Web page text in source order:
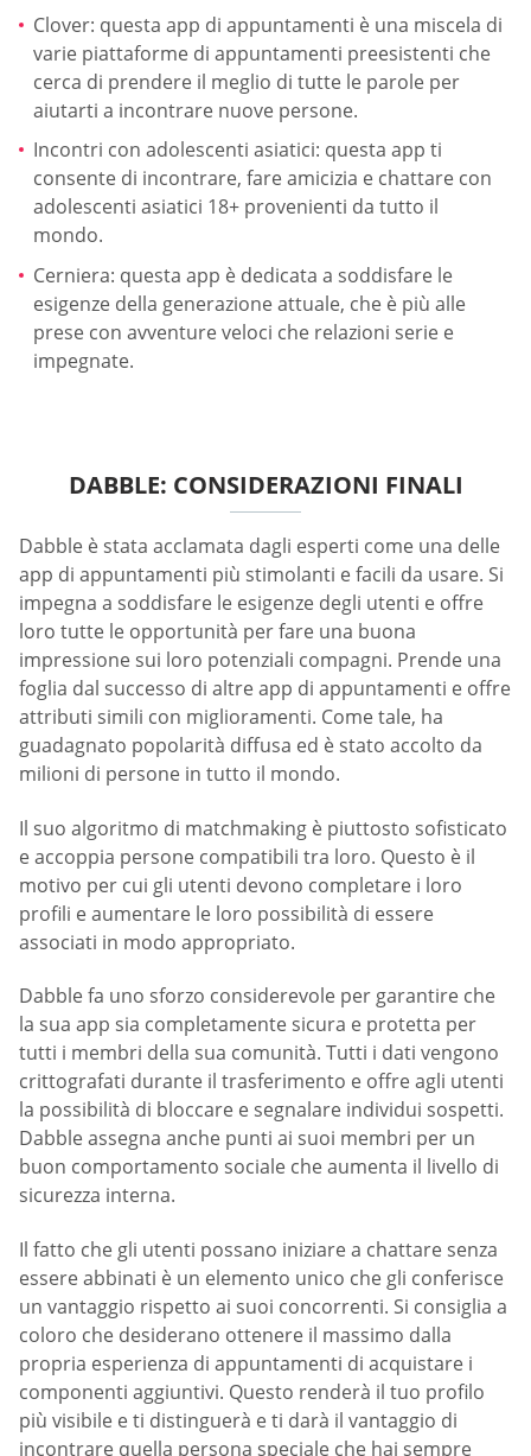
Clover: questa app di appuntamenti è una miscela di
varie piattaforme di appuntamenti preesistenti che
cerca di prendere il meglio di tutte le parole per
aiutarti a incontrare nuove persone.
Incontri con adolescenti asiatici: questa app ti
consente di incontrare, fare amicizia e chattare con
adolescenti asiatici 18+ provenienti da tutto il
mondo.
Cerniera: questa app è dedicata a soddisfare le
esigenze della generazione attuale, che è più alle
prese con avventure veloci che relazioni serie e
impegnate.
DABBLE: CONSIDERAZIONI FINALI
Dabble è stata acclamata dagli esperti come una delle
app di appuntamenti più stimolanti e facili da usare. Si
impegna a soddisfare le esigenze degli utenti e offre
loro tutte le opportunità per fare una buona
impressione sui loro potenziali compagni. Prende una
foglia dal successo di altre app di appuntamenti e offre
attributi simili con miglioramenti. Come tale, ha
guadagnato popolarità diffusa ed è stato accolto da
milioni di persone in tutto il mondo.
Il suo algoritmo di matchmaking è piuttosto sofisticato
e accoppia persone compatibili tra loro. Questo è il
motivo per cui gli utenti devono completare i loro
profili e aumentare le loro possibilità di essere
associati in modo appropriato.
Dabble fa uno sforzo considerevole per garantire che
la sua app sia completamente sicura e protetta per
tutti i membri della sua comunità. Tutti i dati vengono
crittografati durante il trasferimento e offre agli utenti
la possibilità di bloccare e segnalare individui sospetti.
Dabble assegna anche punti ai suoi membri per un
buon comportamento sociale che aumenta il livello di
sicurezza interna.
Il fatto che gli utenti possano iniziare a chattare senza
essere abbinati è un elemento unico che gli conferisce
un vantaggio rispetto ai suoi concorrenti. Si consiglia a
coloro che desiderano ottenere il massimo dalla
propria esperienza di appuntamenti di acquistare i
componenti aggiuntivi. Questo renderà il tuo profilo
più visibile e ti distinguerà e ti darà il vantaggio di
incontrare quella persona speciale che hai sempre